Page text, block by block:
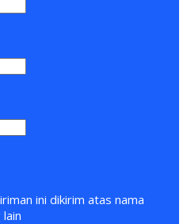
ini dikirim atas nama